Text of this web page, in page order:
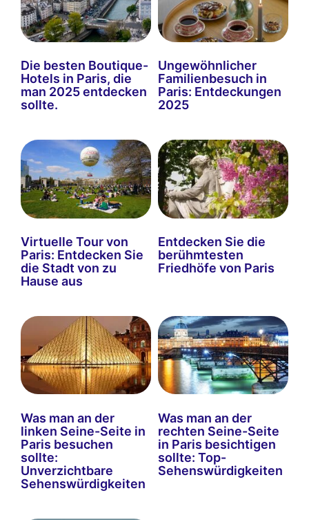
Die besten Boutique-
Hotels in Paris, die
man 2025 entdecken
sollte.
Ungewöhnlicher
Familienbesuch in
Paris: Entdeckungen
2025
Virtuelle Tour von
Paris: Entdecken Sie
die Stadt von zu
Hause aus
Entdecken Sie die
berühmtesten
Friedhöfe von Paris
Was man an der
linken Seine-Seite in
Paris besuchen
sollte:
Unverzichtbare
Sehenswürdigkeiten
Was man an der
rechten Seine-Seite
in Paris besichtigen
sollte: Top-
Sehenswürdigkeiten